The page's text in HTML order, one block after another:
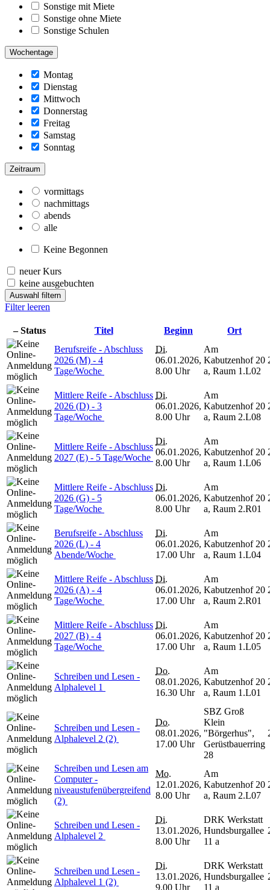
Sonstige mit Miete
Sonstige ohne Miete
Sonstige Schulen
Wochentage
Montag
Dienstag
Mittwoch
Donnerstag
Freitag
Samstag
Sonntag
Zeitraum
vormittags
nachmittags
abends
alle
Keine Begonnen
neuer Kurs
keine ausgebuchten
Auswahl filtern
Filter leeren
–Status Titel Beginn
Ort
Berufsreife - Abschluss
2026 (M) - 4
Tage/Woche
Di.
06.01.2026,
8.00 Uhr
Am
Kabutzenhof 20
a, Raum 1.L02
Mittlere Reife - Abschluss
2026 (D) - 3
Tage/Woche
Di.
06.01.2026,
8.00 Uhr
Am
Kabutzenhof 20
a, Raum 2.L08
Mittlere Reife - Abschluss
2027 (E) - 5 Tage/Woche
Di.
06.01.2026,
8.00 Uhr
Am
Kabutzenhof 20
a, Raum 1.L06
Mittlere Reife - Abschluss
2026 (G) - 5
Tage/Woche
Di.
06.01.2026,
8.00 Uhr
Am
Kabutzenhof 20
a, Raum 2.R01
Berufsreife - Abschluss
2026 (L) - 4
Abende/Woche
Di.
06.01.2026,
17.00 Uhr
Am
Kabutzenhof 20
a, Raum 1.L04
Mittlere Reife - Abschluss
2026 (A) - 4
Tage/Woche
Di.
06.01.2026,
17.00 Uhr
Am
Kabutzenhof 20
a, Raum 2.R01
Mittlere Reife - Abschluss
2027 (B) - 4
Tage/Woche
Di.
06.01.2026,
17.00 Uhr
Am
Kabutzenhof 20
a, Raum 1.L05
Schreiben und Lesen -
Alphalevel 1
Do.
08.01.2026,
16.30 Uhr
Am
Kabutzenhof 20
a, Raum 1.L01
Schreiben und Lesen -
Alphalevel 2 (2)
Do.
08.01.2026,
17.00 Uhr
SBZ Groß
Klein
"Börgerhus",
Gerüstbauerring
28
Schreiben und Lesen am
Computer -
niveaustufenübergreifend
(2)
Mo.
12.01.2026,
8.00 Uhr
Am
Kabutzenhof 20
a, Raum 2.L07
Schreiben und Lesen -
Alphalevel 2
Di.
13.01.2026,
8.00 Uhr
DRK Werkstatt
Hundsburgallee
11 a
Schreiben und Lesen -
Alphalevel 1 (2)
Di.
13.01.2026,
9.00 Uhr
DRK Werkstatt
Hundsburgallee
11 a